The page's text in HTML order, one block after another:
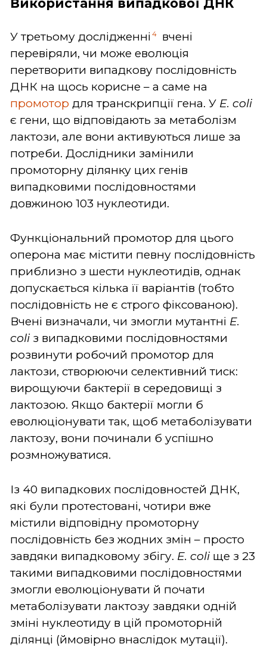
У третьому дослідженні 4
вчені
перевіряли, чи може еволюція
перетворити випадкову послідовність
ДНК на щось корисне – а саме на
промотор для транскрипції гена. У E. coli
є гени, що відповідають за метаболізм
лактози, але вони активуються лише за
потреби. Дослідники замінили
промоторну ділянку цих генів
випадковими послідовностями
довжиною 103 нуклеотиди.
Функціональний промотор для цього
оперона має містити певну послідовність
приблизно з шести нуклеотидів, однак
допускається кілька її варіантів (тобто
послідовність не є строго фіксованою).
Вчені визначали, чи змогли мутантні E.
coli з випадковими послідовностями
розвинути робочий промотор для
лактози, створюючи селективний тиск:
вирощуючи бактерії в середовищі з
лактозою. Якщо бактерії могли б
еволюціонувати так, щоб метаболізувати
лактозу, вони починали б успішно
розмножуватися.
Із 40 випадкових послідовностей ДНК,
які були протестовані, чотири вже
містили відповідну промоторну
послідовність без жодних змін – просто
завдяки випадковому збігу. E. coli ще з 23
такими випадковими послідовностями
змогли еволюціонувати й почати
метаболізувати лактозу завдяки одній
зміні нуклеотиду в цій промоторній
ділянці (ймовірно внаслідок мутації).